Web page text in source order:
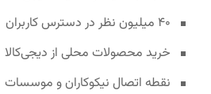
۴۰ میلیون نظر در دسترس کاربران
خرید محصولات محلی از دیجی‌کالا
نقطه اتصال نیکوکاران و موسسات